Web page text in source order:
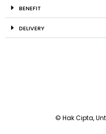
BENEFIT
DELIVERY
© Hak Cipta,